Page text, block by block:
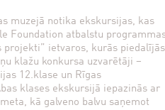
muzejā notika ekskursijas, kas
Foundation atbalstu
projekti” ietvaros, kurās piedalījās
klažu konkursa uzvarētāji –
12.klase un Rīgas
klases ekskursijā iepazinās ar
kā galveno balvu saņemot